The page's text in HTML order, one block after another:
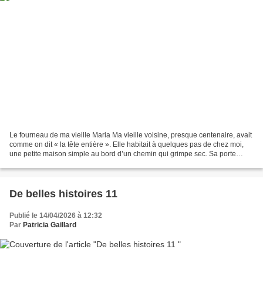
Le fourneau de ma vieille Maria Ma vieille voisine, presque centenaire, avait
comme on dit « la tête entière ». Elle habitait à quelques pas de chez moi,
une petite maison simple au bord d’un chemin qui grimpe sec. Sa porte
De belles histoires 11
Publié le 14/04/2026 à 12:32
Par Patricia Gaillard